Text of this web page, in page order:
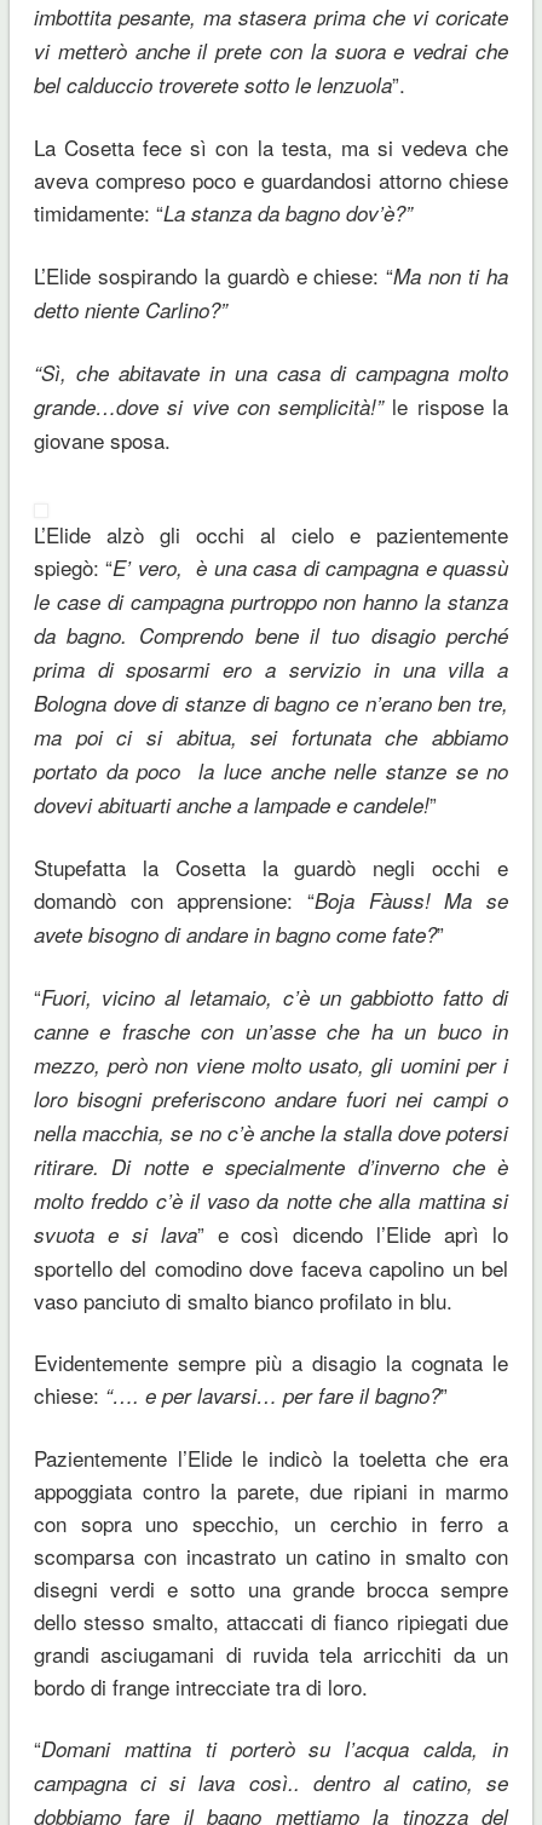
imbottita pesante, ma stasera prima che vi coricate
vi metterò anche il prete con la suora e vedrai che
bel calduccio troverete sotto le lenzuola”.
La Cosetta fece sì con la testa, ma si vedeva che
aveva compreso poco e guardandosi attorno chiese
timidamente: “La stanza da bagno dov’è?”
L’Elide sospirando la guardò e chiese: “Ma non ti ha
detto niente Carlino?”
“Sì, che abitavate in una casa di campagna molto
grande…dove si vive con semplicità!” le rispose la
giovane sposa.
L’Elide alzò gli occhi al cielo e pazientemente
spiegò: “E’ vero, è una casa di campagna e quassù
le case di campagna purtroppo non hanno la stanza
da bagno. Comprendo bene il tuo disagio perché
prima di sposarmi ero a servizio in una villa a
Bologna dove di stanze di bagno ce n’erano ben tre,
ma poi ci si abitua, sei fortunata che abbiamo
portato da poco la luce anche nelle stanze se no
dovevi abituarti anche a lampade e candele!”
Stupefatta la Cosetta la guardò negli occhi e
domandò con apprensione: “Boja Fàuss! Ma se
avete bisogno di andare in bagno come fate?”
“Fuori, vicino al letamaio, c’è un gabbiotto fatto di
canne e frasche con un’asse che ha un buco in
mezzo, però non viene molto usato, gli uomini per i
loro bisogni preferiscono andare fuori nei campi o
nella macchia, se no c’è anche la stalla dove potersi
ritirare. Di notte e specialmente d’inverno che è
molto freddo c’è il vaso da notte che alla mattina si
svuota e si lava” e così dicendo l’Elide aprì lo
sportello del comodino dove faceva capolino un bel
vaso panciuto di smalto bianco profilato in blu.
Evidentemente sempre più a disagio la cognata le
chiese: “…. e per lavarsi… per fare il bagno?”
Pazientemente l’Elide le indicò la toeletta che era
appoggiata contro la parete, due ripiani in marmo
con sopra uno specchio, un cerchio in ferro a
scomparsa con incastrato un catino in smalto con
disegni verdi e sotto una grande brocca sempre
dello stesso smalto, attaccati di fianco ripiegati due
grandi asciugamani di ruvida tela arricchiti da un
bordo di frange intrecciate tra di loro.
“Domani mattina ti porterò su l’acqua calda, in
campagna ci si lava così.. dentro al catino, se
dobbiamo fare il bagno mettiamo la tinozza del